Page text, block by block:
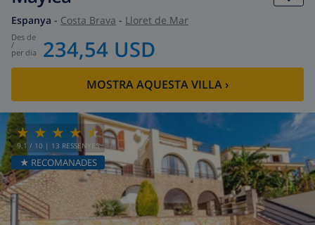
Espanya - Costa Brava - Lloret de Mar
des de
/
per dia 234,54 USD
MOSTRA AQUESTA VILLA ›
9.1 / 10 | 13 RESSENYES
★ RECOMANADES